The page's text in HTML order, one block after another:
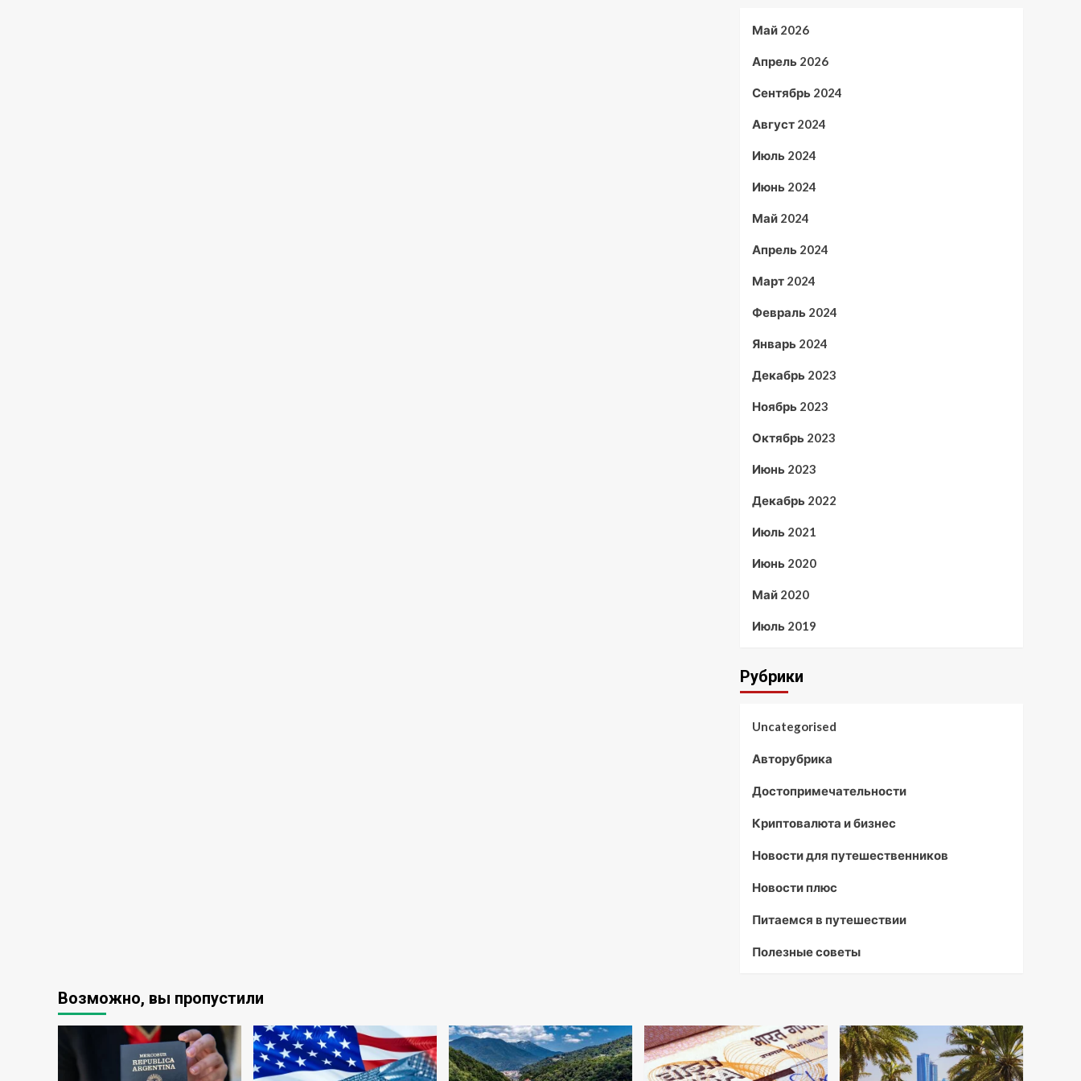
Май 2026
Апрель 2026
Сентябрь 2024
Август 2024
Июль 2024
Июнь 2024
Май 2024
Апрель 2024
Март 2024
Февраль 2024
Январь 2024
Декабрь 2023
Ноябрь 2023
Октябрь 2023
Июнь 2023
Декабрь 2022
Июль 2021
Июнь 2020
Май 2020
Июль 2019
Рубрики
Uncategorised
Авторубрика
Достопримечательности
Криптовалюта и бизнес
Новости для путешественников
Новости плюс
Питаемся в путешествии
Полезные советы
Возможно, вы пропустили